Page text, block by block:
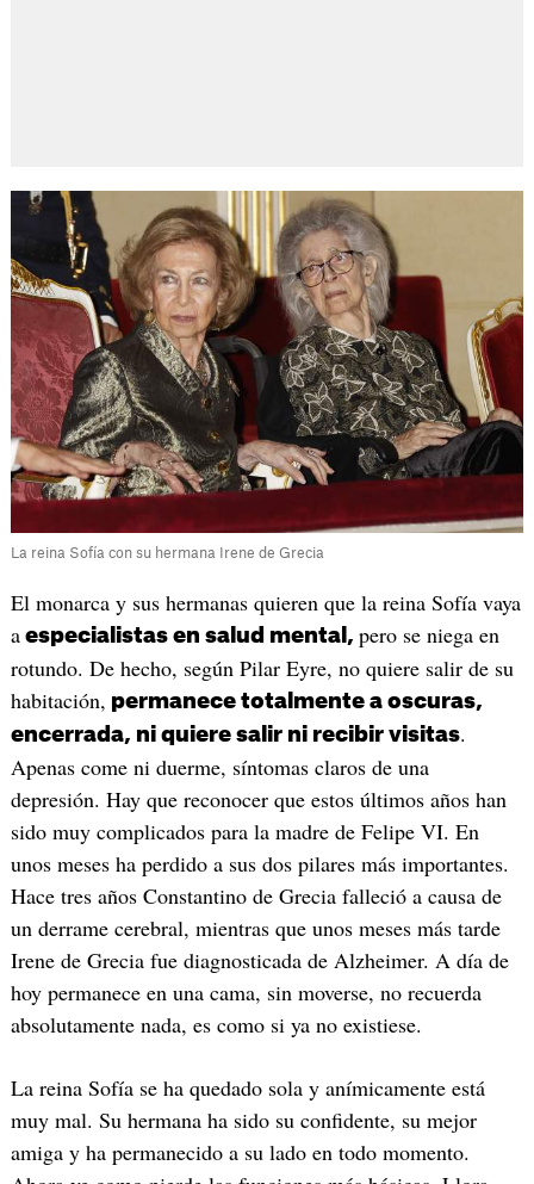
La reina Sofía con su hermana Irene de Grecia
El monarca y sus hermanas quieren que la reina Sofía vaya
aespecialistas en salud mental, pero se niega en
rotundo. De hecho, según Pilar Eyre, no quiere salir de su
habitación, permanece totalmente a oscuras,
encerrada, ni quiere salir ni recibir visitas.
Apenas come ni duerme, síntomas claros de una
depresión. Hay que reconocer que estos últimos años han
sido muy complicados para la madre de Felipe VI. En
unos meses ha perdido a sus dos pilares más importantes.
Hace tres años Constantino de Grecia falleció a causa de
un derrame cerebral, mientras que unos meses más tarde
Irene de Grecia fue diagnosticada de Alzheimer. A día de
hoy permanece en una cama, sin moverse, no recuerda
absolutamente nada, es como si ya no existiese.
La reina Sofía se ha quedado sola y anímicamente está
muy mal. Su hermana ha sido su confidente, su mejor
amiga y ha permanecido a su lado en todo momento.